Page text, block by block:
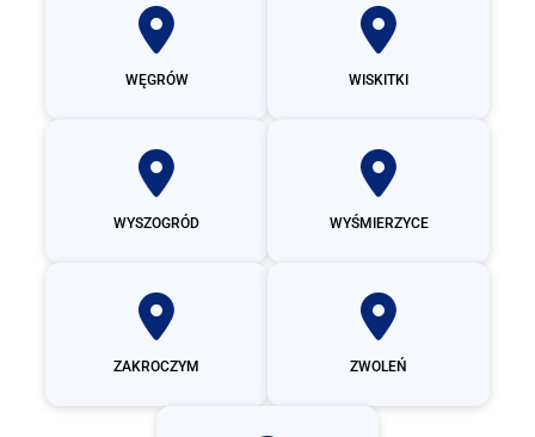
WĘGRÓW WISKITKI
WYSZOGRÓD WYŚMIERZYCE
ZAKROCZYM ZWOLEŃ